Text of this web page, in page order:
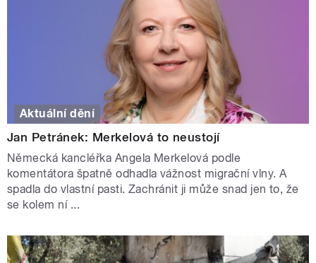
Aktuální dění
Jan Petránek: Merkelová to neustojí
Německá kancléřka Angela Merkelová podle
komentátora špatně odhadla vážnost migrační vlny. A
spadla do vlastní pasti. Zachránit ji může snad jen to, že
se kolem ní ...